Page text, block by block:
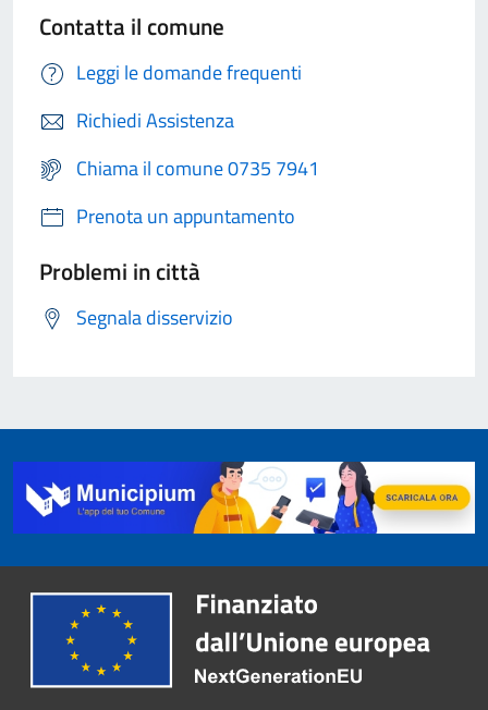
Contatta il comune
Leggi le domande frequenti
Richiedi Assistenza
Chiama il comune 0735 7941
Prenota un appuntamento
Problemi in città
Segnala disservizio